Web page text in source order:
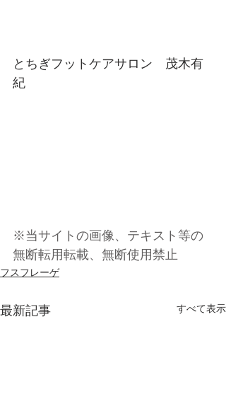
とちぎフットケアサロン　茂木有
紀
※当サイトの画像、テキスト等の
無断転用転載、無断使用禁止
フスフレーゲ
最新記事 すべて表示